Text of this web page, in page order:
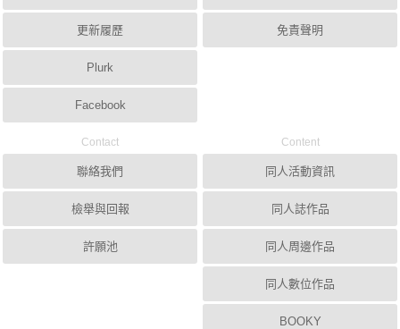
更新履歷
Plurk
Facebook
免責聲明
Contact
聯絡我們
檢舉與回報
許願池
Content
同人活動資訊
同人誌作品
同人周邊作品
同人數位作品
BOOKY